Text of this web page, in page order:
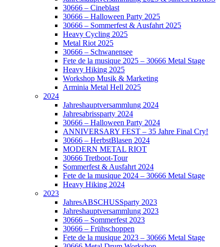
30666 – Cineblast
30666 – Halloween Party 2025
30666 – Sommerfest & Ausfahrt 2025
Heavy Cycling 2025
Metal Riot 2025
30666 – Schwanensee
Fete de la musique 2025 – 30666 Metal Stage
Heavy Hiking 2025
Workshop Musik & Marketing
Arminia Metal Hell 2025
2024
Jahreshauptversammlung 2024
Jahresabrissparty 2024
30666 – Halloween Party 2024
ANNIVERSARY FEST – 35 Jahre Final Cry!
30666 – HerbstBlasen 2024
MODERN METAL RIOT
30666 Tretboot-Tour
Sommerfest & Ausfahrt 2024
Fete de la musique 2024 – 30666 Metal Stage
Heavy Hiking 2024
2023
JahresABSCHUSSparty 2023
Jahreshauptversammlung 2023
30666 – Sommerfest 2023
30666 – Frühschoppen
Fete de la musique 2023 – 30666 Metal Stage